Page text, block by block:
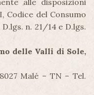
alle disposizioni
Codice del Consumo
n. 21/14 e D.lgs.
delle Valli di Sole,
Malé – TN – Tel.